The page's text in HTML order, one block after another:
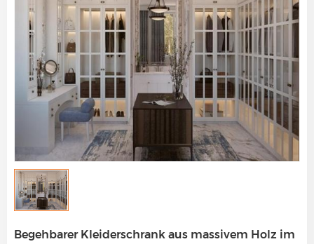
Begehbarer Kleiderschrank aus massivem Holz im